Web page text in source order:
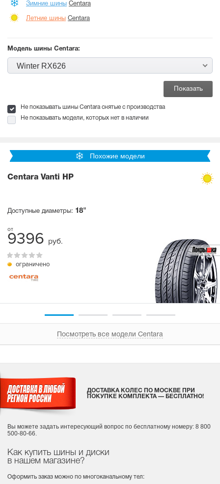
Зимние шины Centara
Летние шины Centara
Модель шины Centara:
Winter RX626
Не показывать шины Centara снятые с производства
Не показывать модели, которых нет в наличии
Похожие модели
Centara Vanti HP
Доступные диаметры: 18"
9396 руб.
ограничено
Посмотреть все модели Centara
Как купить шины и диски
в нашем магазине?
Оформить заказ можно по многоканальному тел:
ДОСТАВКА КОЛЕС ПО МОСКВЕ ПРИ
ПОКУПКЕ КОМПЛЕКТА — БЕСПЛАТНО!
Вы можете задать интересующий вопрос по бесплатному номеру: 8 800
500-80-66.